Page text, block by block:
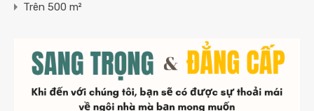
Trên 500 m²